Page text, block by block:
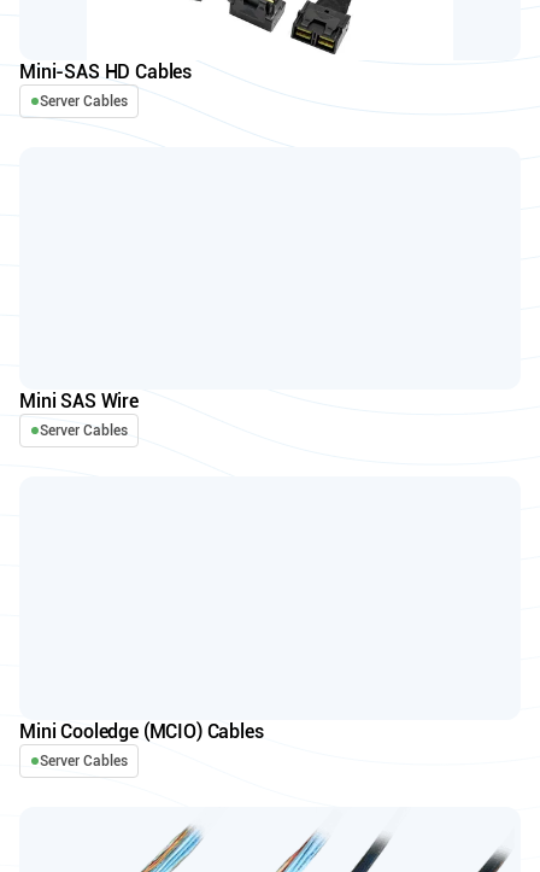
Mini-SAS HD Cables
Server Cables
Mini SAS Wire
Server Cables
Mini Cooledge (MCIO) Cables
Server Cables